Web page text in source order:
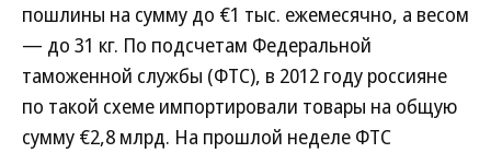
пошлины на сумму до €1 тыс. ежемесячно, а весом
— до 31 кг. По подсчетам Федеральной
таможенной службы (ФТС), в 2012 году россияне
по такой схеме импортировали товары на общую
сумму €2,8 млрд. На прошлой неделе ФТС